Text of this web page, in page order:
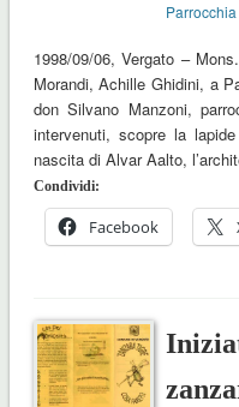
Parrocchia
1998/09/06, Vergato –
Morandi, Achille Ghidini, a
don Silvano Manzoni,
intervenuti, scopre la
nascita di Alvar Aalto,
Condividi:
Facebook